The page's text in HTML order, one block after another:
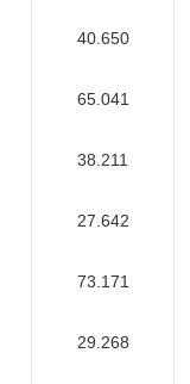
40.650
65.041
38.211
27.642
73.171
29.268